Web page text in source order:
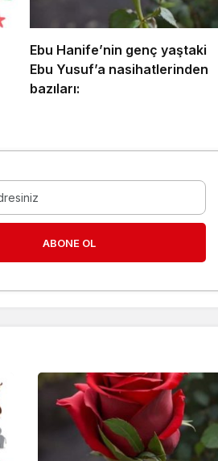
Ebu Hanife’nin genç yaştaki
Ebu Yusuf’a nasihatlerinden
bazıları:
ABONE OL